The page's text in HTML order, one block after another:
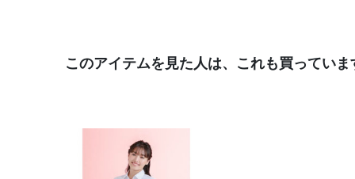
このアイテムを見た人は、これも買っていま